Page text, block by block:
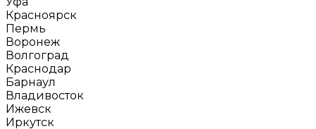
Красноярск
Пермь
Воронеж
Волгоград
Краснодар
Барнаул
Владивосток
Ижевск
Иркутск